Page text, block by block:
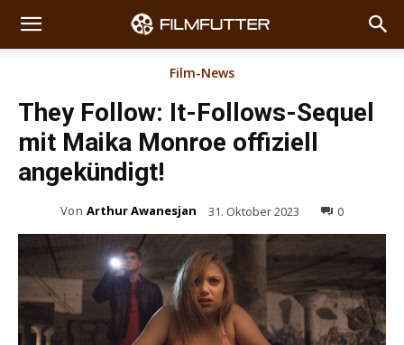
Film-News
They Follow: It-Follows-Sequel
mit Maika Monroe offiziell
angekündigt!
Von Arthur Awanesjan 31. Oktober 2023 0